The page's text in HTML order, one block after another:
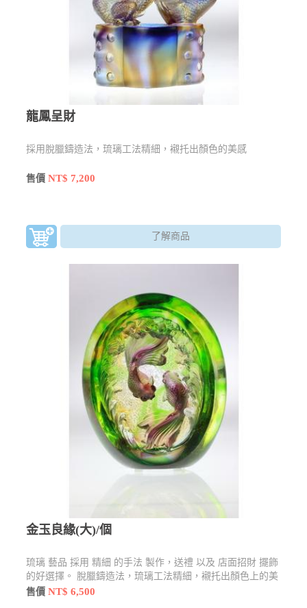
龍鳳呈財
採用脫臘鑄造法，琉璃工法精細，襯托出顏色的美感
售價NT$ 7,200
了解商品
金玉良緣(大)/個
琉璃 藝品 採用 精細 的手法 製作，送禮 以及 店面招財 擺飾
的好選擇。 脫臘鑄造法，琉璃工法精細，襯托出顏色上的美
感，限時優惠$6500元
售價NT$ 6,500